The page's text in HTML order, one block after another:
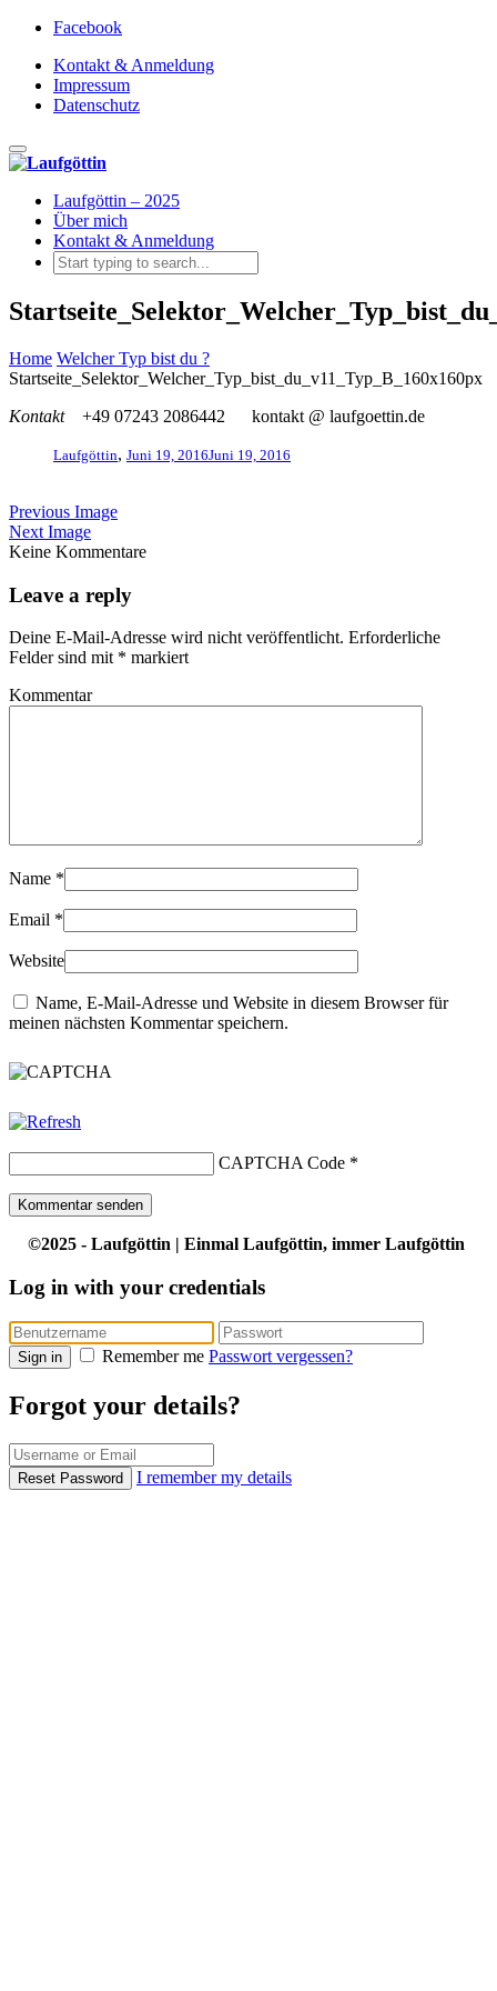
Facebook
Kontakt & Anmeldung
Impressum
Datenschutz
Toggle navigation
Laufgöttin – 2025
Über mich
Kontakt & Anmeldung
Home Welcher Typ bist du ?
Startseite_Selektor_Welcher_Typ_bist_du_v11_Typ_B_160x160px
Kontakt
+49 07243 2086442 kontakt @ laufgoettin.de
Laufgöttin, Juni 19, 2016Juni 19, 2016
Previous Image
Next Image
Keine Kommentare
Leave a reply
Deine E-Mail-Adresse wird nicht veröffentlicht. Erforderliche
Felder sind mit * markiert
Kommentar
Name *
Email *
Website
Name, E-Mail-Adresse und Website in diesem Browser für
meinen nächsten Kommentar speichern.
CAPTCHA Code *
©2025 - Laufgöttin | Einmal Laufgöttin, immer Laufgöttin
Log in with your credentials
Sign in Remember me Passwort vergessen?
Forgot your details?
Reset Password I remember my details